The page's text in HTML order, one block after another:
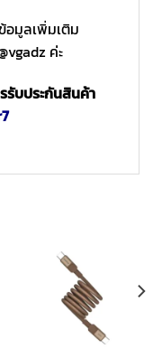
มูลเพิ่มเติม
ค่ะ
รับประกันสินค้า